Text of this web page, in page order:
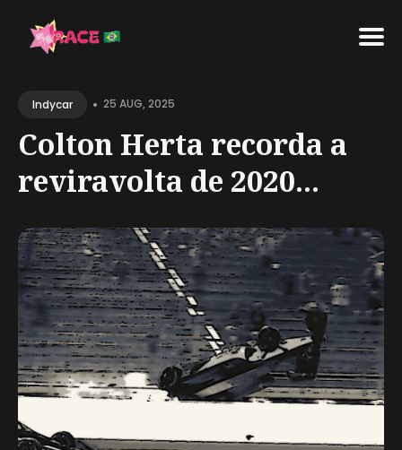
forIndycar • 25 AUG, 2025
Colton Herta recorda a
reviravolta de 2020...